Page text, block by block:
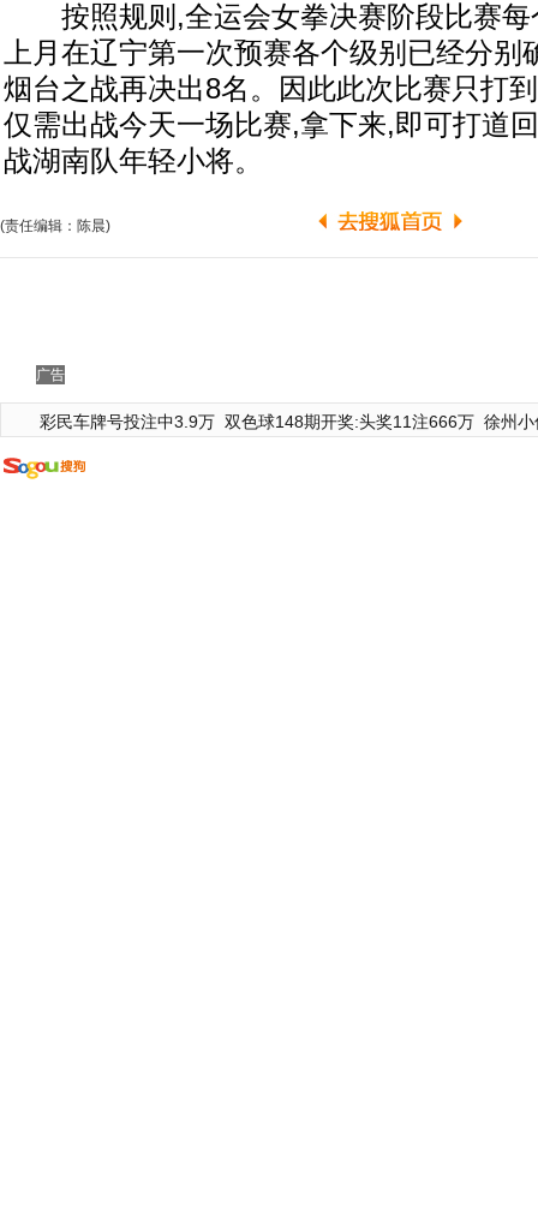
按照规则,全运会女拳决赛阶段比赛每
上月在辽宁第一次预赛各个级别已经分
烟台之战再决出8名。因此此次比赛只打
仅需出战今天一场比赛,拿下来,即可打道
战湖南队年轻小将。
(责任编辑：陈晨)
广告
彩民车牌号投注中3.9万 双色球148期开奖:头奖11注666万 徐州